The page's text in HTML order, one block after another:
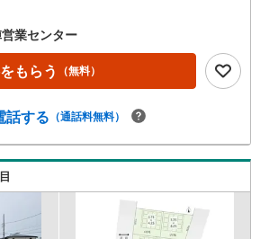
ください！現地を見学される場合は「室
する（無料）」ボタンよりご希望の日時を
けますとスムーズにご案内が可能です。◎現
ついて・平日や夜遅い時間帯もご案内が可
除く・経験豊富なスタッフが物件詳細を丁寧
迎します。・チャイルドシートのご用意ござ
大歓迎です！年間8000棟以上の限定物件を
ープンハウスだから出会える物件が多数ご
ひお気軽にご連絡・ご相談ください！※限定物
もしくは当社を含めた数社でのみご紹介可能
業センター
もらう （無料）
話する （通話料無料）